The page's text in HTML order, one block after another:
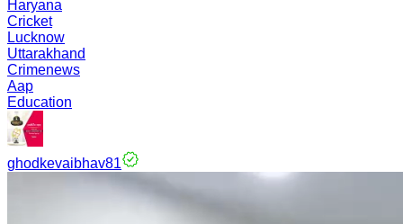
Haryana
Cricket
Lucknow
Uttarakhand
Crimenews
Aap
Education
ghodkevaibhav81